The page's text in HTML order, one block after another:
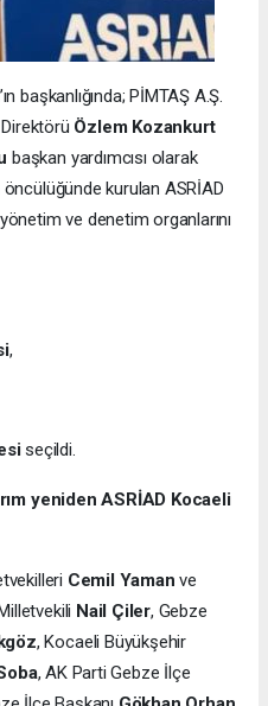
’ın başkanlığında; PİMTAŞ A.Ş.
Özlem Kozankurt
başkan yardımcısı olarak
kurulan ASRİAD
ve denetim organlarını
,
seçildi.
yeniden ASRİAD Kocaeli
Cemil Yaman ve
Nail Çiler, Gebze
, Kocaeli Büyükşehir
, AK Parti Gebze İlçe